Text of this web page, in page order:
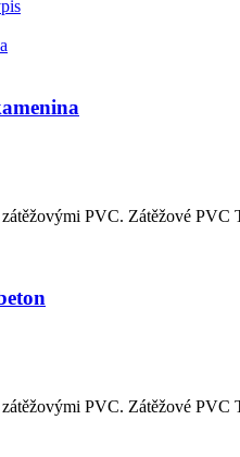
PVC. Zátěžové PVC
PVC. Zátěžové PVC